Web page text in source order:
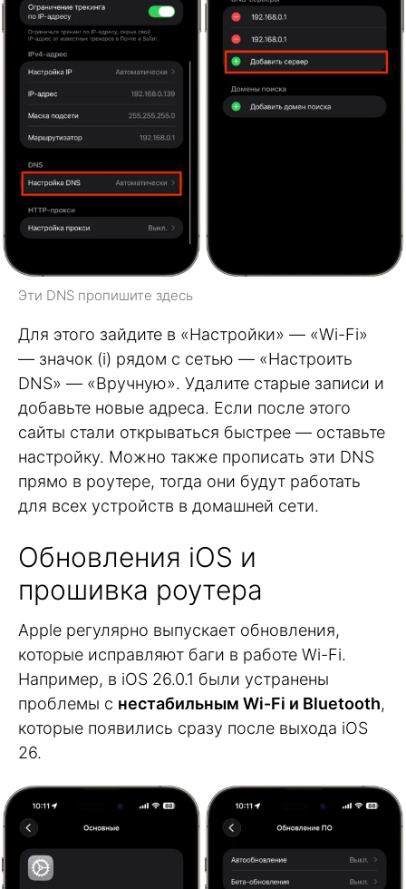
Эти DNS пропишите здесь
Для этого зайдите в «Настройки» — «Wi-Fi»
— значок (i) рядом с сетью — «Настроить
DNS» — «Вручную». Удалите старые записи и
добавьте новые адреса. Если после этого
сайты стали открываться быстрее — оставьте
настройку. Можно также прописать эти DNS
прямо в роутере, тогда они будут работать
для всех устройств в домашней сети.
Обновления iOS и
прошивка роутера
Apple регулярно выпускает обновления,
которые исправляют баги в работе Wi-Fi.
Например, в iOS 26.0.1 были устранены
проблемы с нестабильным Wi-Fi и Bluetooth,
которые появились сразу после выхода iOS
26.